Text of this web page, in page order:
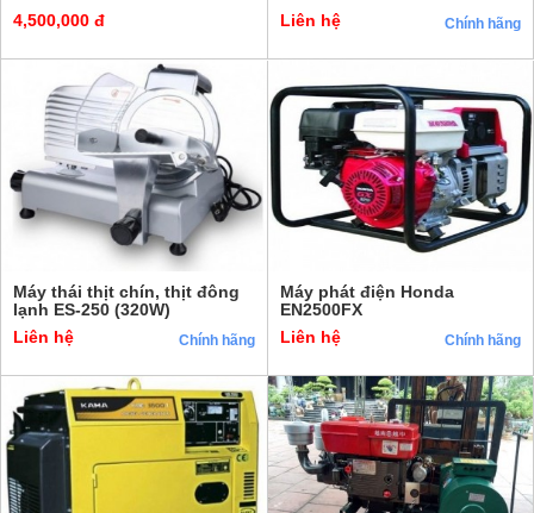
4,500,000 đ Liên hệ Chính hãng
Máy thái thịt chín, thịt đông
lạnh ES-250 (320W)
Liên hệ
Chính hãng
Máy phát điện Honda
EN2500FX
Liên hệ
Chính hãng